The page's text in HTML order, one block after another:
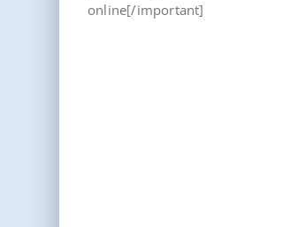
online[/important]